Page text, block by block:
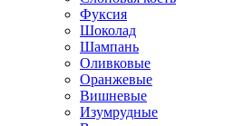
Фуксия
Шоколад
Шампань
Оливковые
Оранжевые
Вишневые
Изумрудные